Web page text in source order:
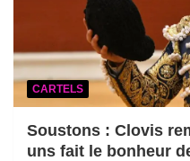
CARTELS
Soustons : Clovis
uns fait le bonheur